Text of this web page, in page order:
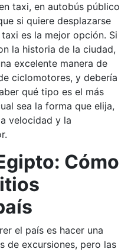
taxi, en autobús público
si quiere desplazarse
es la mejor opción. Si
la historia de la ciudad,
excelente manera de
ciclomotores, y debería
qué tipo es el más
sea la forma que elija,
velocidad y la
Cómo
el país es hacer una
de excursiones, pero las